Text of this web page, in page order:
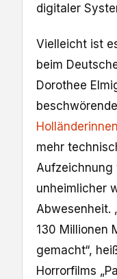
digitaler
Vielleicht ist
beim
Dorothee
mehr
Aufzeichnung
unheimlicher
Abwesenheit.
130 Millionen
gemacht“,
Horrorfilms